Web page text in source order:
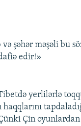
şəhər məşəli bu
edir!»
yerlilərlə
Çin oyunlardan